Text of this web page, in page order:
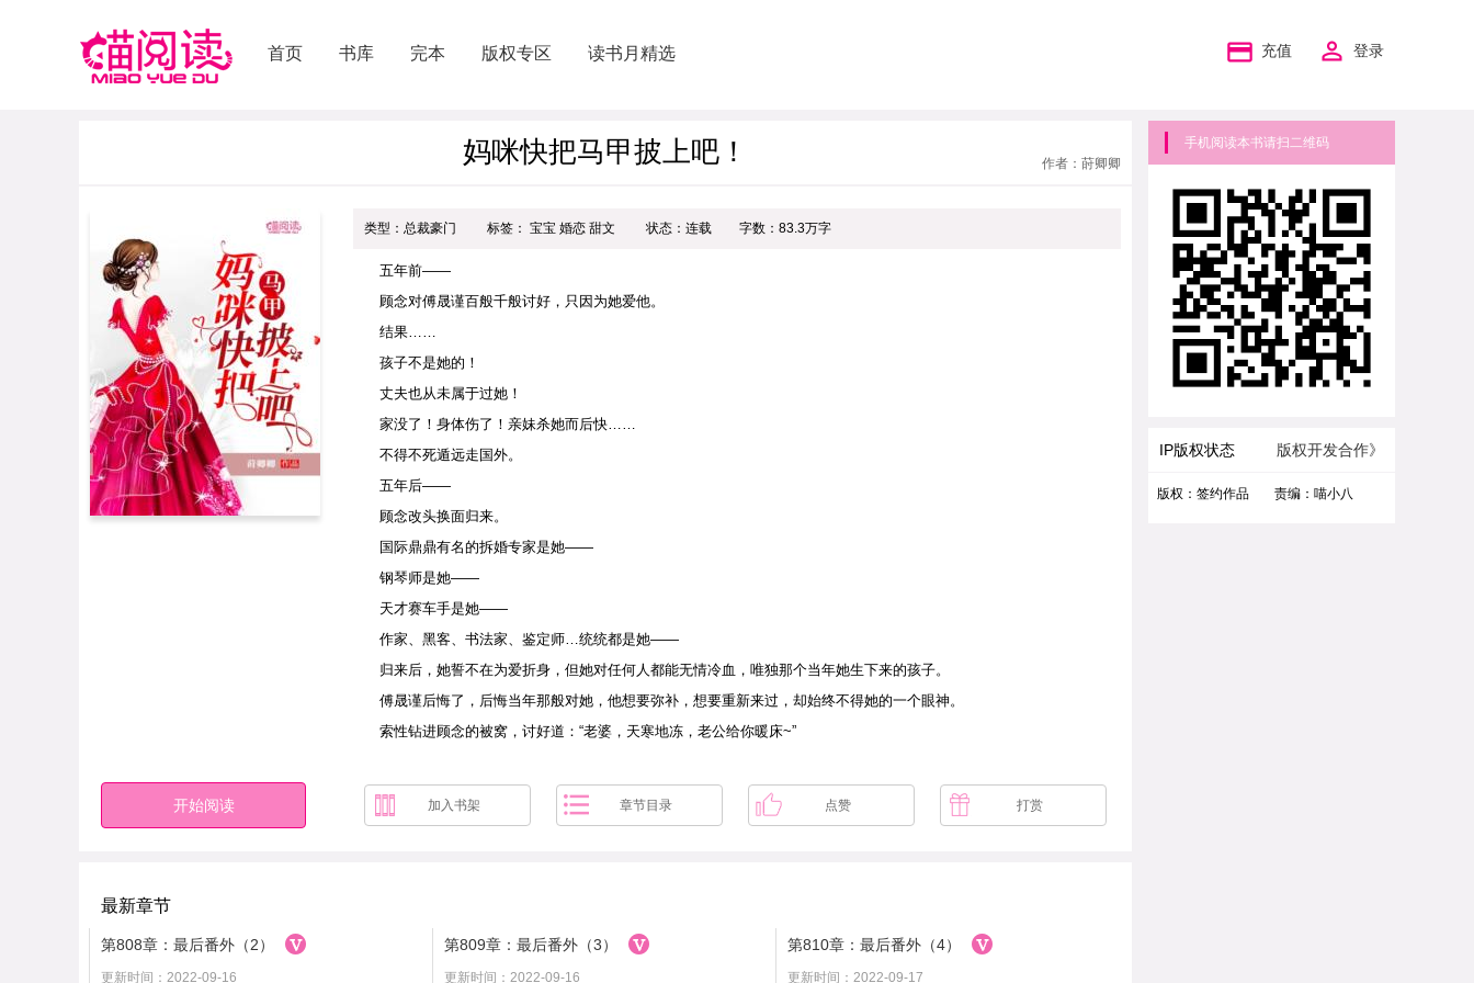
首页 书库 完本 版权专区 读书月精选 充值 登录
妈咪快把马甲披上吧！ 作者：莳卿卿
类型：总裁豪门 标签： 宝宝 婚恋 甜文 状态：连载 字数：83.3万字
五年前——
顾念对傅晟谨百般千般讨好，只因为她爱他。
结果……
孩子不是她的！
丈夫也从未属于过她！
家没了！身体伤了！亲妹杀她而后快……
不得不死遁远走国外。
五年后——
顾念改头换面归来。
国际鼎鼎有名的拆婚专家是她——
钢琴师是她——
天才赛车手是她——
作家、黑客、书法家、鉴定师…统统都是她——
归来后，她誓不在为爱折身，但她对任何人都能无情冷血，唯独那个当年她生下来的孩子。
傅晟谨后悔了，后悔当年那般对她，他想要弥补，想要重新来过，却始终不得她的一个眼神。
索性钻进顾念的被窝，讨好道：“老婆，天寒地冻，老公给你暖床~”
开始阅读 加入书架 章节目录 点赞 打赏
最新章节
第808章：最后番外（2）
更新时间：2022-09-16
第809章：最后番外（3）
更新时间：2022-09-16
第810章：最后番外（4）
更新时间：2022-09-17
手机阅读本书请扫二维码
版权开发合作》
IP版权状态
版权：签约作品 责编：喵小八